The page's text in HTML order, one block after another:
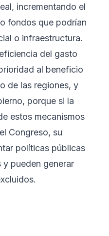
incrementando el
fondos que podrían
o infraestructura.
del gasto
al beneficio
de las regiones, y
porque si la
estos mecanismos
Congreso, su
políticas públicas
y pueden generar